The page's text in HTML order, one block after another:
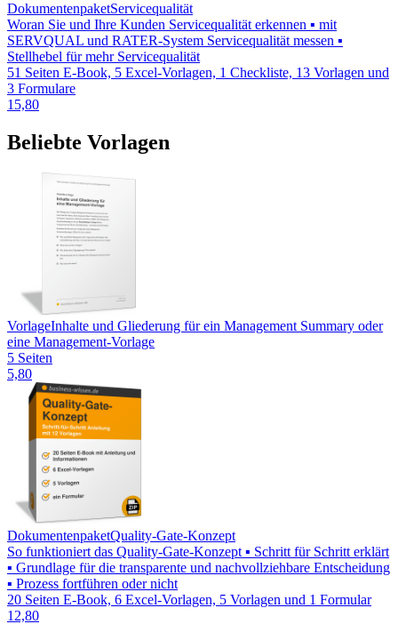
DokumentenpaketServicequalität
Woran Sie und Ihre Kunden Servicequalität erkennen ▪ mit
SERVQUAL und RATER-System Servicequalität messen ▪
Stellhebel für mehr Servicequalität
51 Seiten E-Book, 5 Excel-Vorlagen, 1 Checkliste, 13 Vorlagen und
3 Formulare
15,80
Beliebte Vorlagen
VorlageInhalte und Gliederung für ein Management Summary oder
eine Management-Vorlage
5 Seiten
5,80
DokumentenpaketQuality-Gate-Konzept
So funktioniert das Quality-Gate-Konzept ▪ Schritt für Schritt erklärt
▪ Grundlage für die transparente und nachvollziehbare Entscheidung
▪ Prozess fortführen oder nicht
20 Seiten E-Book, 6 Excel-Vorlagen, 5 Vorlagen und 1 Formular
12,80